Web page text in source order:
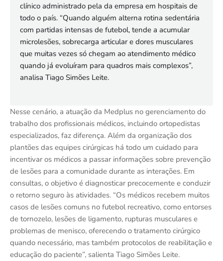
clínico administrado pela da empresa em hospitais de
todo o país. “Quando alguém alterna rotina sedentária
com partidas intensas de futebol, tende a acumular
microlesões, sobrecarga articular e dores musculares
que muitas vezes só chegam ao atendimento médico
quando já evoluíram para quadros mais complexos”,
analisa Tiago Simões Leite.
Nesse cenário, a atuação da Medplus no gerenciamento do
trabalho dos profissionais médicos, incluindo ortopedistas
especializados, faz diferença. Além da organização dos
plantões das equipes cirúrgicas há todo um cuidado para
incentivar os médicos a passar informações sobre prevenção
de lesões para a comunidade durante as interações. Em
consultas, o objetivo é diagnosticar precocemente e conduzir
o retorno seguro às atividades. “Os médicos recebem muitos
casos de lesões comuns no futebol recreativo, como entorses
de tornozelo, lesões de ligamento, rupturas musculares e
problemas de menisco, oferecendo o tratamento cirúrgico
quando necessário, mas também protocolos de reabilitação e
educação do paciente”, salienta Tiago Simões Leite.